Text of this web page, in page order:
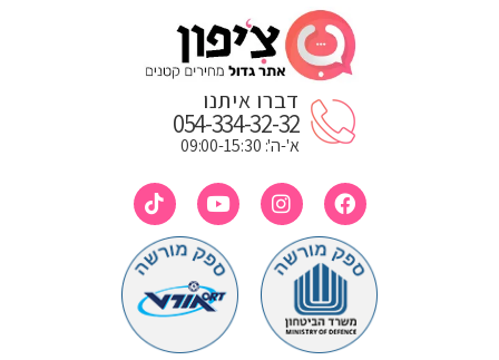
דברו איתנו
054-334-32-32
א'-ה': 09:00-15:30